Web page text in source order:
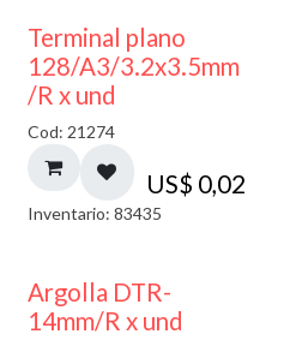
Terminal plano
128/A3/3.2x3.5mm
/R x und
Cod: 21274
US$ 0,02
Inventario: 83435
Argolla DTR-
14mm/R x und